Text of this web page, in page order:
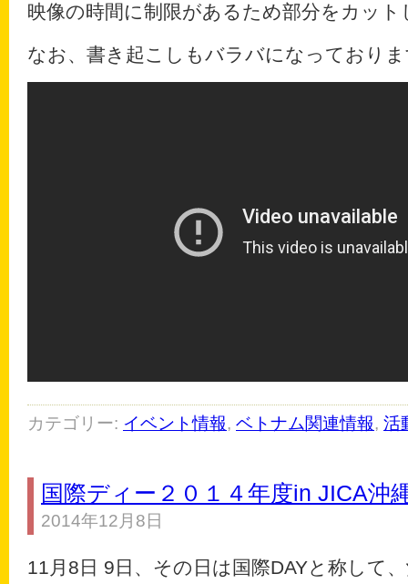
映像の時間に制限があるため部分をカッ
なお、書き起こしもバラバになっており
カテゴリー: イベント情報, ベトナム関連情報, 活
国際ディー２０１４年度in JICA沖
2014年12月8日
11月8日 9日、その日は国際DAYと称して